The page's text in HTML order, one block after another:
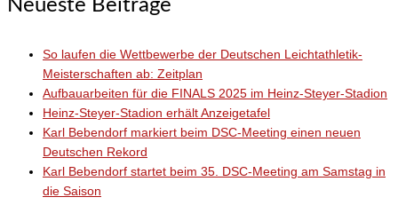
Beiträge
Neueste Beiträge
So laufen die Wettbewerbe der Deutschen Leichtathletik-
Meisterschaften ab: Zeitplan
Aufbauarbeiten für die FINALS 2025 im Heinz-Steyer-Stadion
Heinz-Steyer-Stadion erhält Anzeigetafel
Karl Bebendorf markiert beim DSC-Meeting einen neuen
Deutschen Rekord
Karl Bebendorf startet beim 35. DSC-Meeting am Samstag in
die Saison